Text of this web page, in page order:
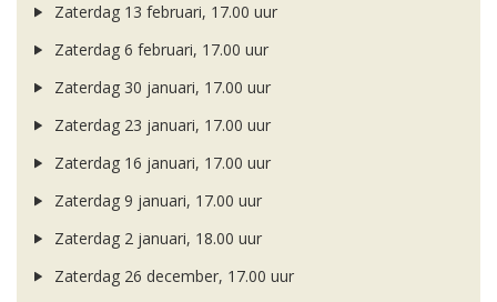
Zaterdag 13 februari, 17.00 uur
Zaterdag 6 februari, 17.00 uur
Zaterdag 30 januari, 17.00 uur
Zaterdag 23 januari, 17.00 uur
Zaterdag 16 januari, 17.00 uur
Zaterdag 9 januari, 17.00 uur
Zaterdag 2 januari, 18.00 uur
Zaterdag 26 december, 17.00 uur